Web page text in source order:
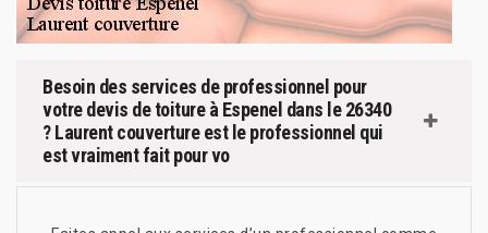
Besoin des services de professionnel pour
votre devis de toiture à Espenel dans le 26340
? Laurent couverture est le professionnel qui
est vraiment fait pour vo